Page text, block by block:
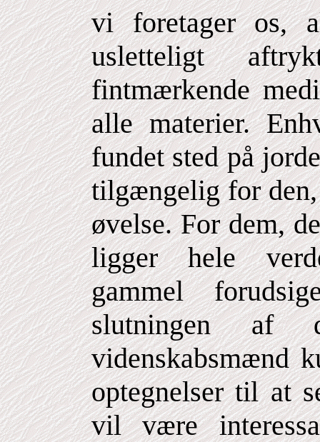
vi foretager os,
usletteligt
fintmærkende
alle materier.
fundet sted på
tilgængelig for den,
øvelse. For dem,
ligger hele
gammel
slutningen af
videnskabsmænd
optegnelser til at
vil være